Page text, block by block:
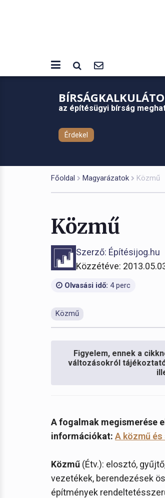
az építésügyi bírság
Érdekel
Főoldal Magyarázatok Közmű
Közmű
Szerző: Építésijog.hu
Közzétéve:
Olvasási idő: 4 perc
Közmű
Figyelem, ennek a
változásokról
A fogalmak megismerése
információkat: A közmű
Közmű (Étv.): elosztó,
vezetékek, berendezések
építmények